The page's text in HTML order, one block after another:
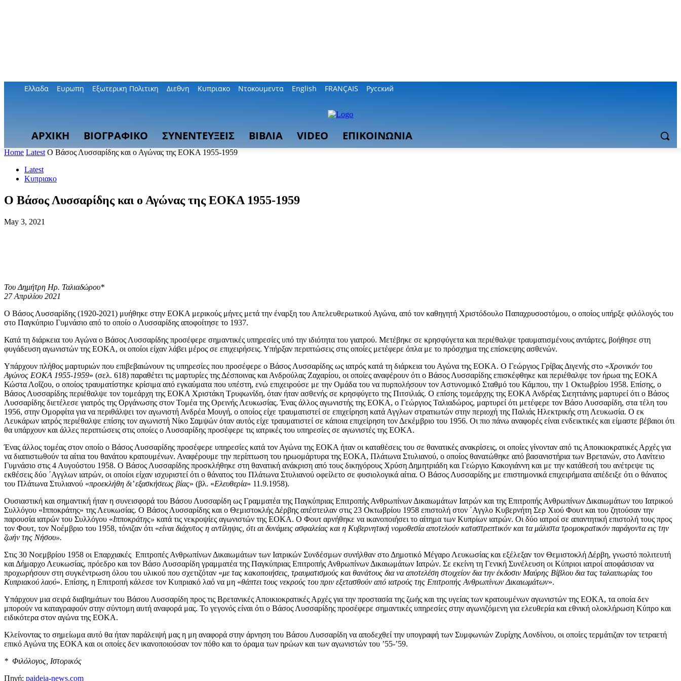
Ελλαδα Ευρωπη Εξωτερικη Πολιτικη Διεθνη Κυπριακο Ντοκουμεντα English FRANÇAIS Русский
ΑΡΧΙΚΗ ΒΙΟΓΡΑΦΙΚΟ ΣΥΝΕΝΤΕΥΞΕΙΣ ΒΙΒΛΙΑ VIDEO ΕΠΙΚΟΙΝΩΝΙΑ
Home Latest Ο Βάσος Λυσσαρίδης και ο Αγώνας της ΕΟΚΑ 1955-1959
Latest
Κυπριακο
Ο Βάσος Λυσσαρίδης και ο Αγώνας της ΕΟΚΑ 1955-1959
May 3, 2021
Του Δημήτρη Ηρ. Ταλιαδώρου*
27 Απριλίου 2021
Ο Βάσος Λυσσαρίδης (1920-2021) μυήθηκε στην ΕΟΚΑ μερικούς μήνες μετά την έναρξη του Απελευθερωτικού Αγώνα, από τον καθηγητή Χριστόδουλο Παπαχρυσοστόμου, ο οποίος υπήρξε φιλόλογός του
στο Παγκύπριο Γυμνάσιο από το οποίο ο Λυσσαρίδης αποφοίτησε το 1937.
Κατά τη διάρκεια του Αγώνα ο Βάσος Λυσσαρίδης προσέφερε σημαντικές υπηρεσίες υπό την ιδιότητα του γιατρού. Μετέβηκε σε κρησφύγετα και περιέθαλψε τραυματισμένους αντάρτες, βοήθησε στη
φυγάδευση αγωνιστών της ΕΟΚΑ, οι οποίοι είχαν λάβει μέρος σε επιχειρήσεις. Υπήρξαν περιπτώσεις στις οποίες μετέφερε όπλα με το πρόσχημα της επίσκεψης ασθενών.
Υπάρχουν πλήθος μαρτυριών που επιβεβαιώνουν τις υπηρεσίες που προσέφερε ο Βάσος Λυσσαρίδης ως ιατρός κατά τη διάρκεια του Αγώνα της ΕΟΚΑ. Ο Γεώργιος Γρίβας Διγενής στο «Χρονικόν του
Αγώνος ΕΟΚΑ 1955-1959» (σελ. 618) παραθέτει τις μαρτυρίες της Δέσποινας και Ανδρούλας Ζαχαρίου, οι οποίες αναφέρουν ότι ο Βάσος Λυσσαρίδης επισκέφθηκε και περιέθαλψε τον ήρωα της ΕΟΚΑ
Κώστα Λοΐζου, ο οποίος τραυματίστηκε κρίσιμα από εγκαύματα που υπέστη, ενώ επιχειρούσε με την Ομάδα του να πυρπολήσουν τον Αστυνομικό Σταθμό του Κάμπου, την 1 Οκτωβρίου 1958. Επίσης, ο
Βάσος Λυσσαρίδης περιέθαλψε τον τομεάρχη της ΕΟΚΑ Χριστάκη Τρυφωνίδη, όταν ήταν ασθενής σε κρησφύγετο της Πιτσιλιάς. Ο επίσης τομεάρχης της ΕΟΚΑ Ανδρέας Σιεηττάνης μαρτυρεί ότι ο Βάσος
Λυσσαρίδης διετέλεσε γιατρός της Οργάνωσης στον Τομέα της Ορεινής Λευκωσίας. Ένας άλλος αγωνιστής της ΕΟΚΑ, ο Γεώργιος Ταλιαδώρος, μαρτυρεί ότι μετέφερε τον Βάσο Λυσσαρίδη, στα τέλη του
1956, στην Ομορφίτα για να περιθάλψει τον αγωνιστή Ανδρέα Μουγή, ο οποίος είχε τραυματιστεί σε επιχείρηση κατά Αγγλων στρατιωτών στην περιοχή της Παλιάς Ηλεκτρικής στη Λευκωσία. Ο εκ
Λευκάρων ιατρός περιέθαλψε επίσης τον αγωνιστή Νίκο Σαμψών όταν αυτός είχε τραυματιστεί σε κάποια επιχείρηση τον Δεκέμβριο του 1956. Οι πιο πάνω αναφορές είναι ενδεικτικές και είμαστε βέβαιοι ότι
θα υπάρχουν και άλλες περιπτώσεις στις οποίες ο Λυσσαρίδης προσέφερε τις ιατρικές του υπηρεσίες σε αγωνιστές της ΕΟΚΑ.
Ένας άλλος τομέας στον οποίο ο Βάσος Λυσσαρίδης προσέφερε υπηρεσίες κατά τον Αγώνα της ΕΟΚΑ ήταν οι καταθέσεις του σε θανατικές ανακρίσεις, οι οποίες γίνονταν από τις Αποικιοκρατικές Αρχές για
να διαπιστωθούν τα αίτια του θανάτου κρατουμένων. Αναφέρουμε την περίπτωση του ηρωομάρτυρα της ΕΟΚΑ, Πλάτωνα Στυλιανού, ο οποίος θανατώθηκε από βασανιστήρια των Βρετανών, στο Λανίτειο
Γυμνάσιο στις 4 Αυγούστου 1958. O Βάσος Λυσσαρίδης προσκλήθηκε στη θανατική ανάκριση από τους δικηγόρους Χρύση Δημητριάδη και Γεώργιο Κακογιάννη και με την κατάθεσή του ανέτρεψε τις
εκθέσεις δύο ΄Αγγλων ιατρών, οι οποίοι είχαν ισχυριστεί ότι ο θάνατος του Πλάτωνα Στυλιανού οφείλετο σε φυσιολογικά αίτια. Ο Βάσος Λυσσαρίδης με επιστημονικά επιχειρήματα απέδειξε ότι ο θάνατος
του Πλάτωνα Στυλιανού «προεκλήθη δι’ εξασκήσεως βίας» (βλ. «Ελευθερία» 11.9.1958).
Ουσιαστική και σημαντική ήταν η συνεισφορά του Βάσου Λυσσαρίδη ως Γραμματέα της Παγκύπριας Επιτροπής Ανθρωπίνων Δικαιωμάτων Ιατρών και της Επιτροπής Ανθρωπίνων Δικαιωμάτων του Ιατρικού
Συλλόγου «Ιπποκράτης» της Λευκωσίας. Ο Βάσος Λυσσαρίδης και ο Θεμιστοκλής Δέρβης απέστειλαν στις 23 Οκτωβρίου 1958 επιστολή στον ΄Αγγλο Κυβερνήτη Σερ Χιού Φουτ και του ζητούσαν την
παρουσία ιατρών του Συλλόγου «Ιπποκράτης» κατά τις νεκροψίες αγωνιστών της ΕΟΚΑ. Ο Φουτ αρνήθηκε να ικανοποιήσει το αίτημα των Κυπρίων ιατρών. Οι δύο ιατροί σε απαντητική επιστολή τους προς
τον Φουτ, τον Νοέμβριο του 1958, τόνιζαν ότι «είναι διάχυτος η αντίληψις, ότι αι δυνάμεις ασφαλείας και η Κυβερνητική νομοθεσία αποτελούν καταστρεπτικόν και τα μάλιστα τρομοκρατικόν παράγοντα εις την
ζωήν της Νήσου».
Στις 30 Νοεμβρίου 1958 οι Επαρχιακές Επιτροπές Ανθρωπίνων Δικαιωμάτων των Ιατρικών Συνδέσμων συνήλθαν στο Δημοτικό Μέγαρο Λευκωσίας και εξέλεξαν τον Θεμιστοκλή Δέρβη, γνωστό πολιτευτή
και Δήμαρχο Λευκωσίας, πρόεδρο και τον Βάσο Λυσσαρίδη γραμματέα της Παγκύπριας Επιτροπής Ανθρωπίνων Δικαιωμάτων Ιατρών. Σε εκείνη τη Γενική Συνέλευση οι Κύπριοι ιατροί αποφάσισαν να
προχωρήσουν στη συγκέντρωση όλου του υλικού που σχετιζόταν «με τας κακοποιήσεις, τραυματισμούς και θανάτους δια να αποτελέση στοιχείον δια την έκδοσιν Μαύρης Βίβλου δια τας ταλαιπωρίας του
Κυπριακού λαού». Επίσης, η Επιτροπή κάλεσε τον Κυπριακό λαό να μη «θάπτει τους νεκρούς του πριν εξετασθούν από ιατρούς της Επιτροπής Ανθρωπίνων Δικαιωμάτων».
Υπάρχουν μια σειρά διαβημάτων του Βάσου Λυσσαρίδη προς τις Βρετανικές Αποικιοκρατικές Αρχές για την προστασία της ζωής και της υγείας των κρατουμένων αγωνιστών της ΕΟΚΑ, τα οποία δεν
μπορούν να καταγραφούν στην σύντομη αυτή αναφορά μας. Το γεγονός είναι ότι ο Βάσος Λυσσαρίδης προσέφερε σημαντικές υπηρεσίες στην αγωνιζόμενη για ελευθερία και εθνική ολοκλήρωση Κύπρο και
ειδικότερα στον αγώνα της ΕΟΚΑ.
Κλείνοντας το σημείωμα αυτό θα ήταν παράλειψή μας η μη αναφορά στην άρνηση του Βάσου Λυσσαρίδη να αποδεχθεί την υπογραφή των Συμφωνιών Ζυρίχης Λονδίνου, οι οποίες τερμάτιζαν τον τετραετή
επικό Αγώνα της ΕΟΚΑ και οι οποίες δεν ικανοποιούσαν τον πόθο και το όραμα των ηρώων και των αγωνιστών του ’55-’59.
* Φιλόλογος, Ιστορικός
Πηγή: paideia-news.com